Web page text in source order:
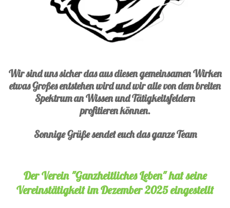
Wir sind uns sicher das aus diesen gemeinsamen Wirken
etwas Großes entstehen wird und wir alle von dem breiten
Spektrum an Wissen und Tätigkeitsfeldern
profitieren können.
Sonnige Grüße sendet euch das ganze Team
Der Verein "Ganzheitliches Leben" hat seine
Vereinstätigkeit im Dezember 2025 eingestellt